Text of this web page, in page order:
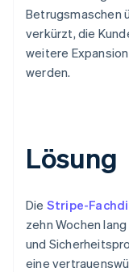
Betrugsmaschen
verkürzt, die
weitere
werden.
Lösung
Die Stripe-
zehn Wochen
und
eine